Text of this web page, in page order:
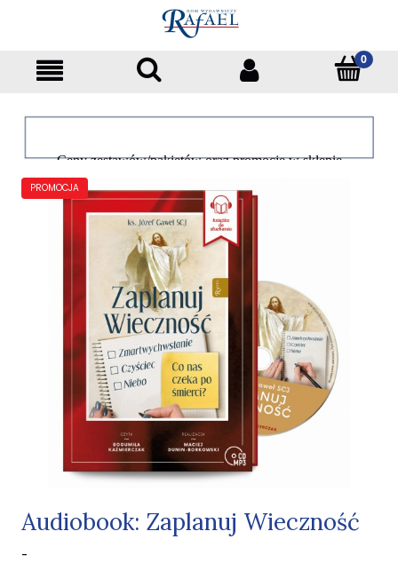
Ceny zestawów/pakietów oraz promocje w sklepie
dotyczą tylko klientów indywidualnych
PROMOCJA
Audiobook: Zaplanuj Wieczność
-